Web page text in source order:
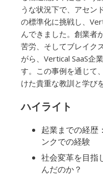
うな状況下で、アセン
の標準化に挑戦し、
んできました。創業者
苦労、そしてブレイク
がら、Vertical SaaS企
す。この事例を通じて
けた貴重な教訓と学び
ハイライト
起業までの経歴
ンクでの経験
社会変革を目指
んだのか？